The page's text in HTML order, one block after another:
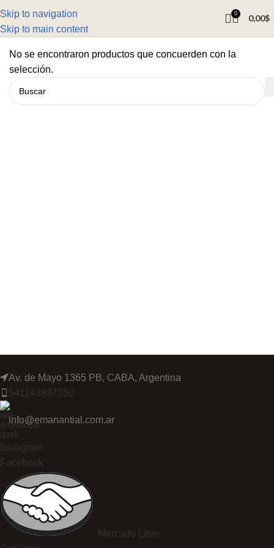
Skip to navigation
Skip to main content
0 0,00$
No se encontraron productos que concuerden con la
selección.
Av. de Mayo 1365 PB, CABA, Argentina
541143837350
info@emanantial.com.ar
Instagram
Facebook
Mercado Libre